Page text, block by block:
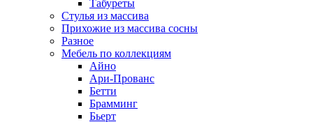
Табуреты
Стулья из массива
Прихожие из массива сосны
Разное
Мебель по коллекциям
Айно
Ари-Прованс
Бетти
Брамминг
Бьерт